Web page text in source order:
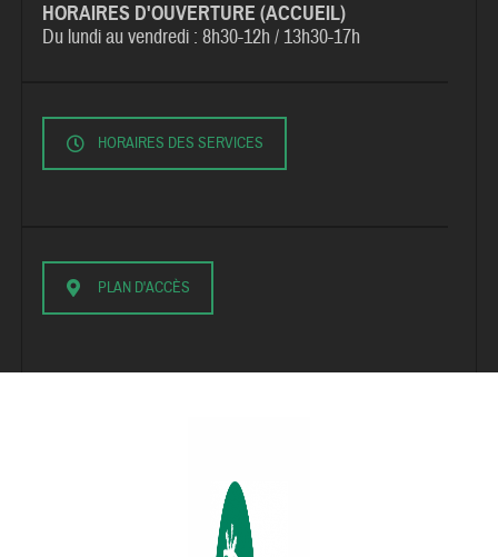
HORAIRES D'OUVERTURE (ACCUEIL)
Du lundi au vendredi :8h30-12h / 13h30-17h
HORAIRES DES SERVICES
PLAN D'ACCÈS